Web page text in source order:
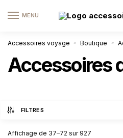
MENU
Accessoires voyage » Boutique »
Accessoires
FILTRES
Affichage de 37–72 sur 927